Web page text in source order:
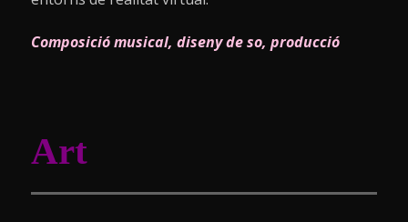
Composició musical, diseny de so, producció
Art